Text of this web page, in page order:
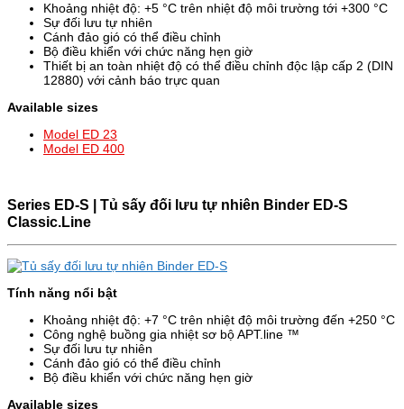
Khoảng nhiệt độ: +5 °C trên nhiệt độ môi trường tới +300 °C
Sự đối lưu tự nhiên
Cánh đảo gió có thể điều chỉnh
Bộ điều khiển với chức năng hẹn giờ
Thiết bị an toàn nhiệt độ có thể điều chỉnh độc lập cấp 2 (DIN
12880) với cảnh báo trực quan
Available sizes
Model ED 23
Model ED 400
Series ED-S | Tủ sấy đối lưu tự nhiên Binder ED-S
Classic.Line
Tính năng nổi bật
Khoảng nhiệt độ: +7 °C trên nhiệt độ môi trường đến +250 °C
Công nghệ buồng gia nhiệt sơ bộ APT.line ™
Sự đối lưu tự nhiên
Cánh đảo gió có thể điều chỉnh
Bộ điều khiển với chức năng hẹn giờ
Available sizes